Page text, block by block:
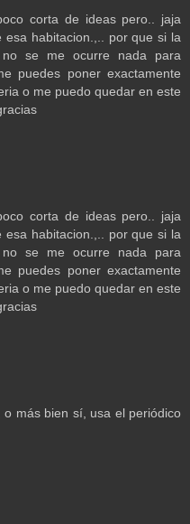
corta de ideas pero.. jaja
habitacion.,.. por que si la
se me ocurre nada para
puedes poner exactamente
o me puedo quedar en este
corta de ideas pero.. jaja
habitacion.,.. por que si la
se me ocurre nada para
puedes poner exactamente
o me puedo quedar en este
más bien sí, usa el periódico